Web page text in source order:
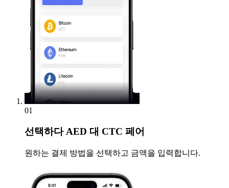
01
선택하다AED 대 CTC 페어
원하는 결제 방법을 선택하고 금액을 입력합니다.